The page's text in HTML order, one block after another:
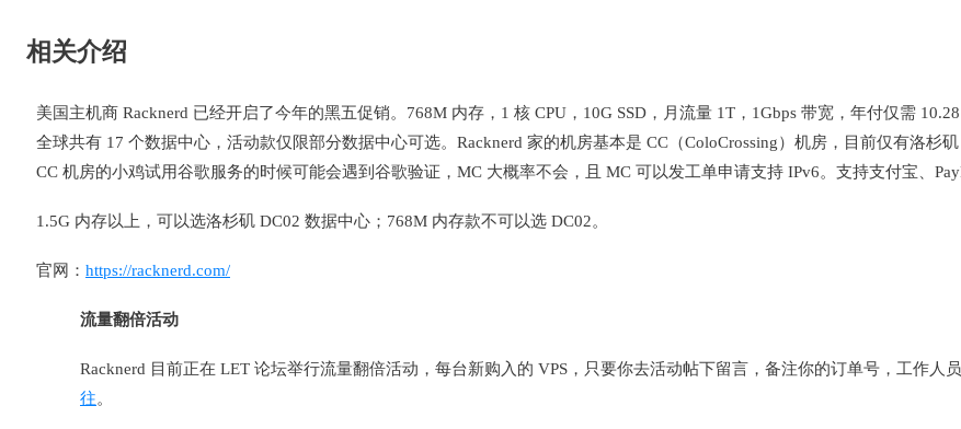
相关介绍
美国主机商 Racknerd 已经开启了今年的黑五促销。768M 内存，1 核 CPU，10G SSD，月流量 1T，1Gbps 带宽，年付仅需
全球共有 17 个数据中心，活动款仅限部分数据中心可选。Racknerd 家的机房基本是 CC（ColoCrossing）机房，目前仅有洛杉
CC 机房的小鸡试用谷歌服务的时候可能会遇到谷歌验证，MC 大概率不会，且 MC 可以发工单申请支持 IPv6。支持支付宝、
1.5G 内存以上，可以选洛杉矶 DC02 数据中心；768M 内存款不可以选 DC02。
官网： https://racknerd.com/
流量翻倍活动
Racknerd 目前正在 LET 论坛举行流量翻倍活动，每台新购入的 VPS，只要你去活动帖下留言，备注你的订单号，工作人
往。